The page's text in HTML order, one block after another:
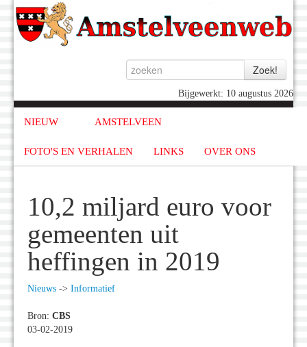
Bijgewerkt: 10 augustus 2026
NIEUW AMSTELVEEN
FOTO'S EN VERHALEN LINKS OVER ONS
10,2 miljard euro voor
gemeenten uit
heffingen in 2019
Nieuws -> Informatief
Bron: CBS
03-02-2019